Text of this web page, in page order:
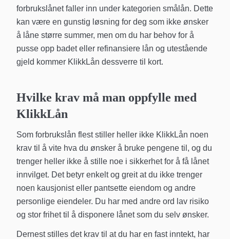
forbrukslånet faller inn under kategorien smålån. Dette
kan være en gunstig løsning for deg som ikke ønsker
å låne større summer, men om du har behov for å
pusse opp badet eller refinansiere lån og utestående
gjeld kommer KlikkLån dessverre til kort.
Hvilke krav må man oppfylle med
KlikkLån
Som forbrukslån flest stiller heller ikke KlikkLån noen
krav til å vite hva du ønsker å bruke pengene til, og du
trenger heller ikke å stille noe i sikkerhet for å få lånet
innvilget. Det betyr enkelt og greit at du ikke trenger
noen kausjonist eller pantsette eiendom og andre
personlige eiendeler. Du har med andre ord lav risiko
og stor frihet til å disponere lånet som du selv ønsker.
Dernest stilles det krav til at du har en fast inntekt, har